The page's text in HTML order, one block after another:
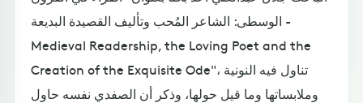
الوسطى: الشاعر المُحب وتأليف القصيدة البديعة -
Medieval Readership, the Loving Poet and the
Creation of the Exquisite Ode"، تناول فيه النونية
وملابساتها وما قيل حولها، وذكر أن الصفدي نفسه حاول